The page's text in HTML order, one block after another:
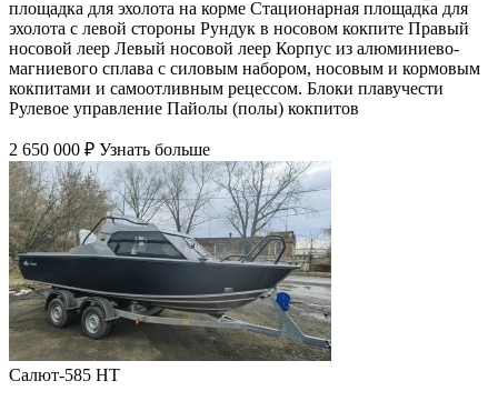
площадка для эхолота на корме Стационарная площадка для
эхолота с левой стороны Рундук в носовом кокпите Правый
носовой леер Левый носовой леер Корпус из алюминиево-
магниевого сплава с силовым набором, носовым и кормовым
кокпитами и самоотливным рецессом. Блоки плавучести
Рулевое управление Пайолы (полы) кокпитов
2 650 000 ₽ Узнать больше
Салют-585 HT